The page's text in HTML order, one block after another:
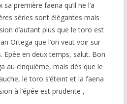
première faena qu’il ne l’a
séries sont élégantes mais
d’autant plus que le toro est
Ortega que l’on veut voir sur
Epée en deux temps, salut. Bon
au cinquième, mais dès que le
le toro s’éteint et la faena
à l’épée est prudente ,